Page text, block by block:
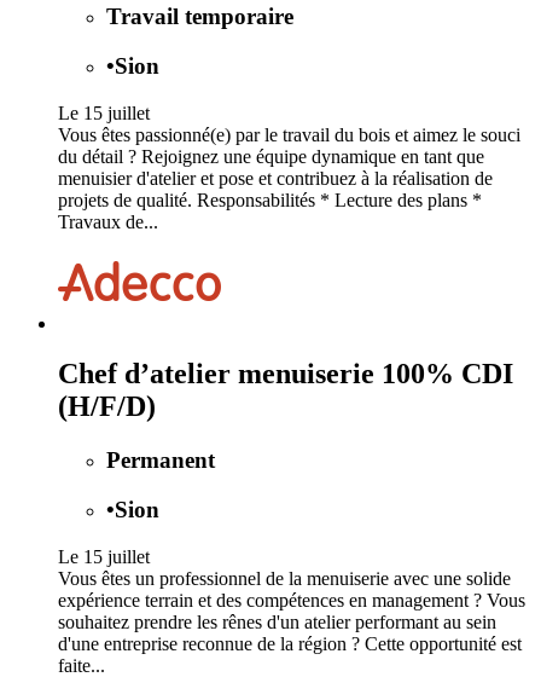
Travail temporaire
•Sion
Le 15 juillet
Vous êtes passionné(e) par le travail du bois et aimez le souci
du détail ? Rejoignez une équipe dynamique en tant que
menuisier d'atelier et pose et contribuez à la réalisation de
projets de qualité. Responsabilités * Lecture des plans *
Travaux de...
Chef d’atelier menuiserie 100% CDI
(H/F/D)
Permanent
•Sion
Le 15 juillet
Vous êtes un professionnel de la menuiserie avec une solide
expérience terrain et des compétences en management ? Vous
souhaitez prendre les rênes d'un atelier performant au sein
d'une entreprise reconnue de la région ? Cette opportunité est
faite...